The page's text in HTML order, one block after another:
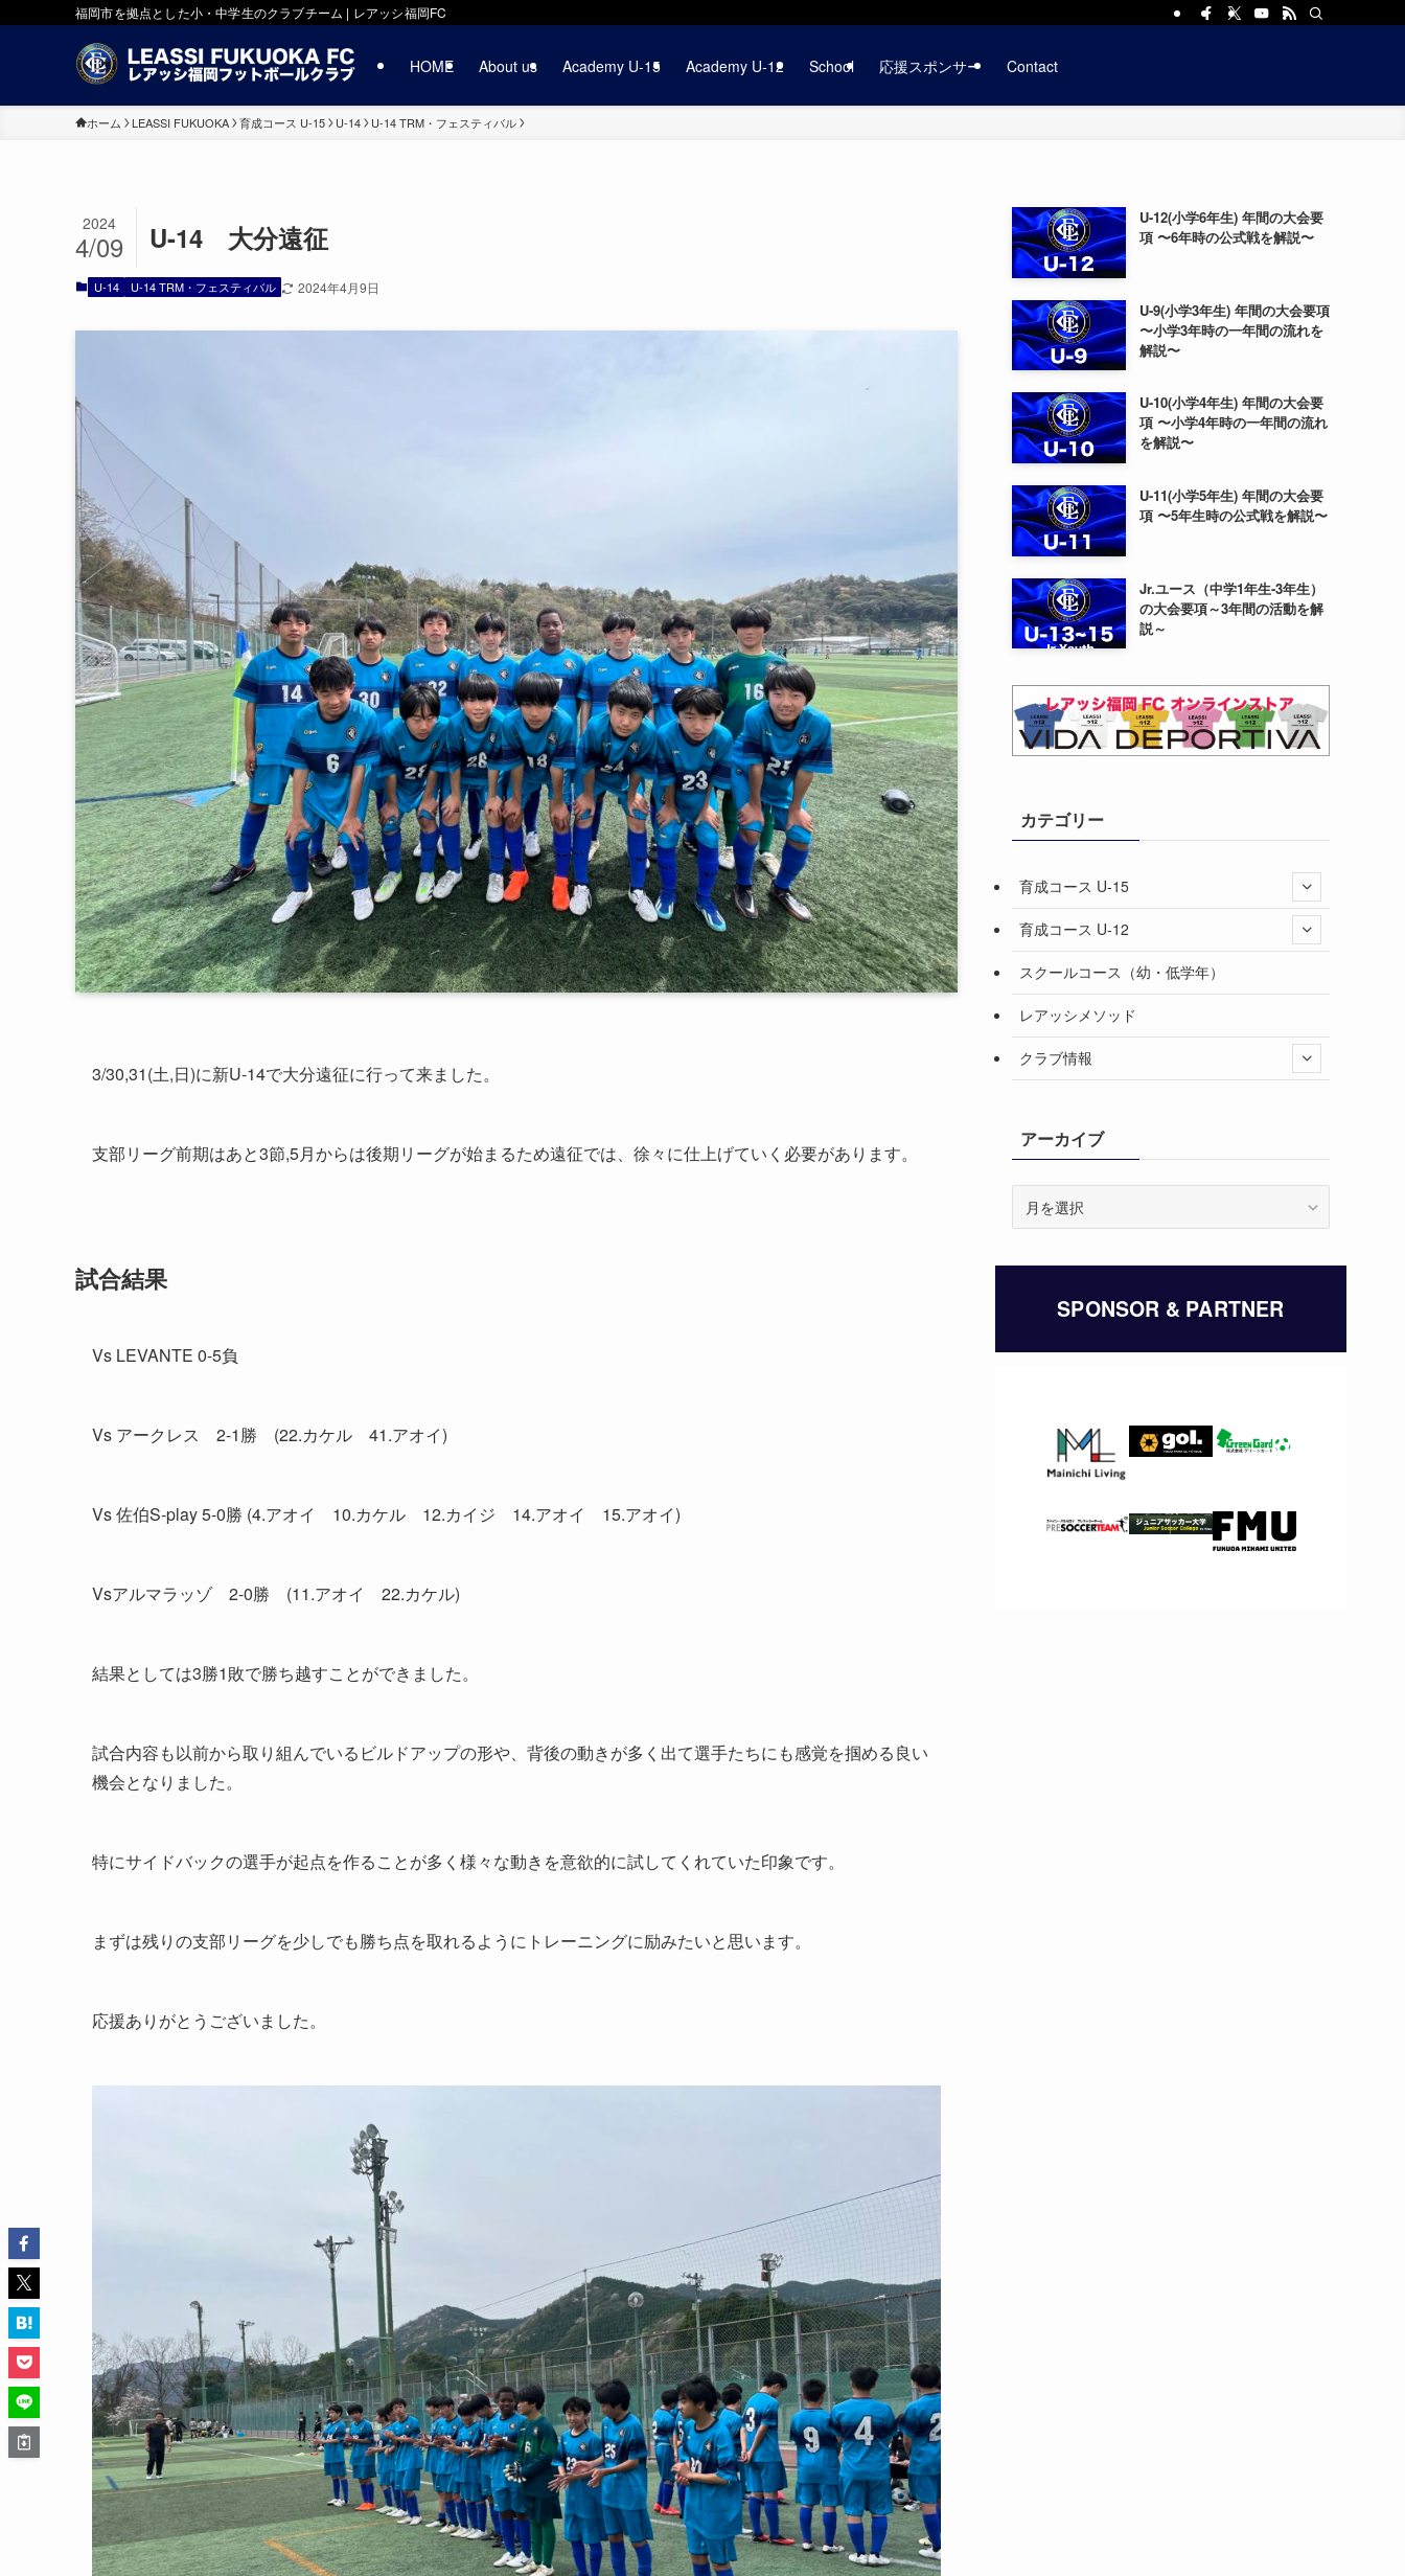
福岡市を拠点とした小・中学生のクラブチーム | レアッシ福岡FC
HOME About us Academy U-15 Academy U-12 School 応援スポンサー Contact
ホーム LEASSI FUKUOKA 育成コース U-15 U-14 U-14 TRM・フェスティバル
U-14 大分遠征
2024
4/09
U-14 U-14 TRM・フェスティバル 2024年4月9日
3/30,31(土,日)に新U-14で大分遠征に行って来ました。
支部リーグ前期はあと3節,5月からは後期リーグが始まるため遠征では、徐々に仕上げていく必要があります。
試合結果
Vs LEVANTE 0-5負
Vs アークレス 2-1勝 (22.カケル 41.アオイ)
Vs 佐伯S-play 5-0勝 (4.アオイ 10.カケル 12.カイジ 14.アオイ 15.アオイ)
Vsアルマラッゾ 2-0勝 (11.アオイ 22.カケル)
結果としては3勝1敗で勝ち越すことができました。
試合内容も以前から取り組んでいるビルドアップの形や、背後の動きが多く出て選手たちにも感覚を掴める良い
機会となりました。
特にサイドバックの選手が起点を作ることが多く様々な動きを意欲的に試してくれていた印象です。
まずは残りの支部リーグを少しでも勝ち点を取れるようにトレーニングに励みたいと思います。
応援ありがとうございました。
U-12(小学6年生) 年間の大会要
項 〜6年時の公式戦を解説〜
U-9(小学3年生) 年間の大会要項
〜小学3年時の一年間の流れを
解説〜
U-10(小学4年生) 年間の大会要
項 〜小学4年時の一年間の流れ
を解説〜
U-11(小学5年生) 年間の大会要
項 〜5年生時の公式戦を解説〜
Jr.ユース（中学1年生-3年生）
の大会要項～3年間の活動を解
説～
カテゴリー
育成コース U-15
育成コース U-12
スクールコース（幼・低学年）
レアッシメソッド
クラブ情報
アーカイブ
イ
SPONSOR & PARTNER